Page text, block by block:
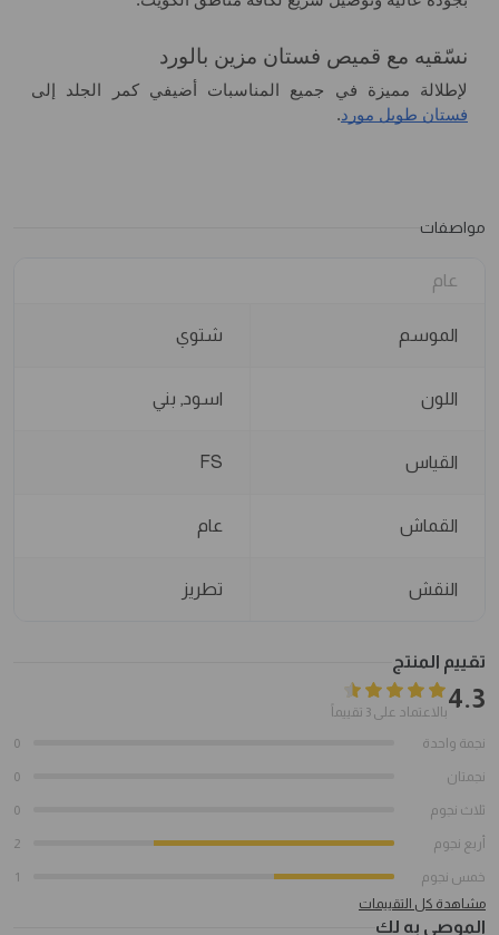
نسّقيه مع قميص فستان مزين بالورد
لإطلالة مميزة في جميع المناسبات أضيفي كمر الجلد إلى
فستان طويل مورد .
مواصفات
عام
الموسم شتوي
اللون اسود, بني
القياس FS
القماش عام
النقش تطريز
تقييم المنتج
4.3بالاعتماد على 3 تقييماً
نجمة واحدة
0
نجمتان 0
ثلاث نجوم 0
أربع نجوم 2
خمس نجوم
1
مشاهدة كل التقييمات
الموصى به لك